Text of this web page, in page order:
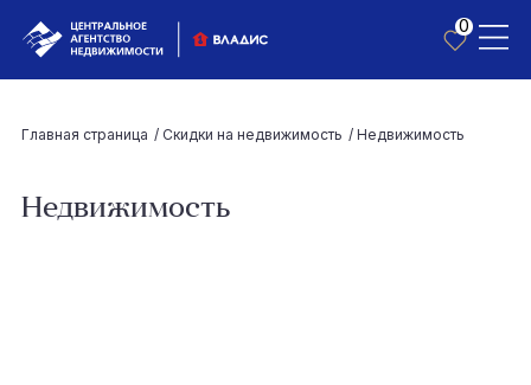
0
Главная страница / Скидки на недвижимость / Недвижимость
Недвижимость